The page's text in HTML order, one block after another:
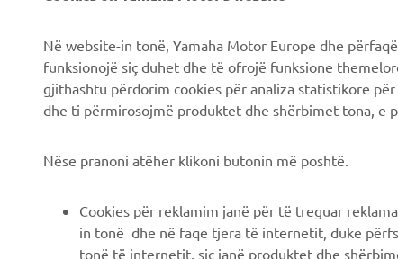
Stampa
Brochures
Lavora con noi
Concessionaria Ufficiale
Diventa un rivenditore
Autorità
Campi da golf
Primi soccorritori
Collaborazione
Informazioni tecniche per
Në website-in tonë, Yamaha Motor Europe dhe
funksionojë siç duhet dhe të ofrojë funksione
gjithashtu përdorim cookies për analiza statistikore
dhe ti përmirosojmë produktet dhe shërbimet tona, e
Nëse pranoni atëher klikoni butonin më poshtë.
Cookies për reklamim janë për të treguar
in tonë dhe në faqe tjera të internetit, duke
tonë të internetit, siç janë produktet dhe